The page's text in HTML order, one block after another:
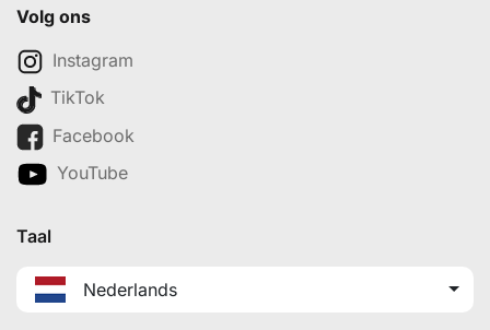
Volg ons
Instagram
TikTok
Facebook
YouTube
Taal
Nederlands